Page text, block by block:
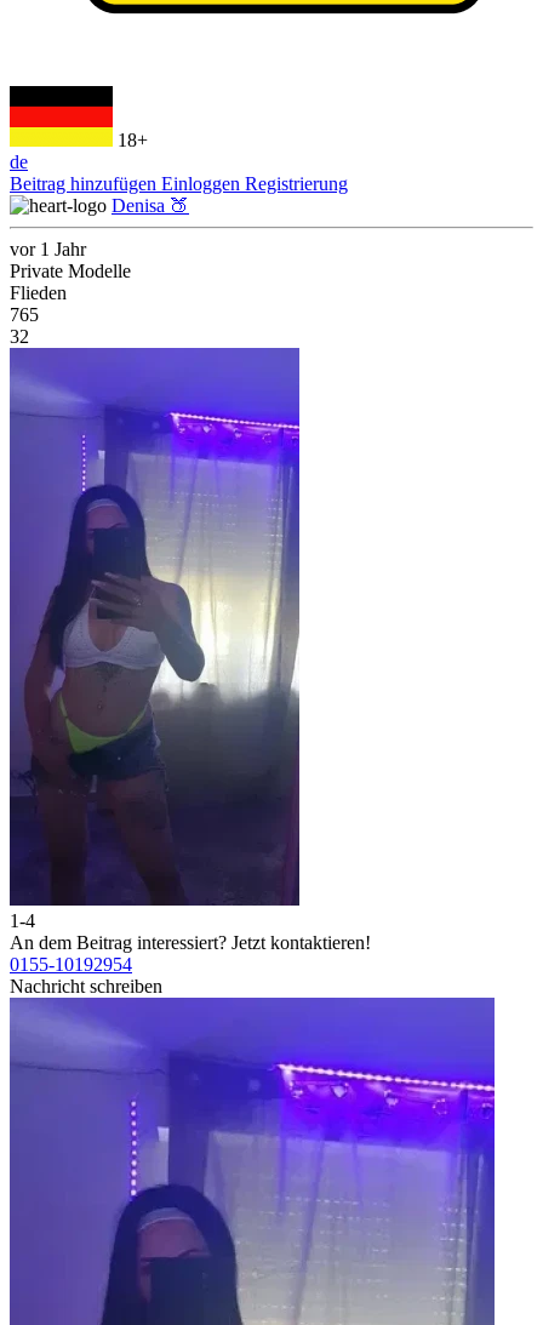
18+
de
Beitrag hinzufügen Einloggen Registrierung
Denisa 🍑
vor 1 Jahr
Private Modelle
Flieden
765
32
1-4
An dem Beitrag interessiert? Jetzt kontaktieren!
0155-10192954
Nachricht schreiben